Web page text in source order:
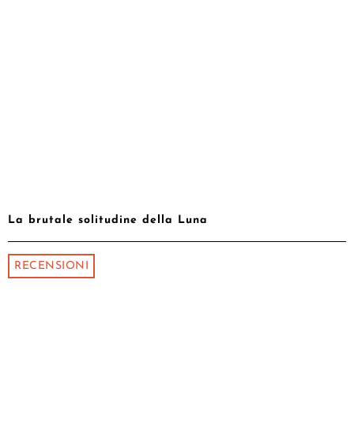
La brutale solitudine della Luna
RECENSIONI